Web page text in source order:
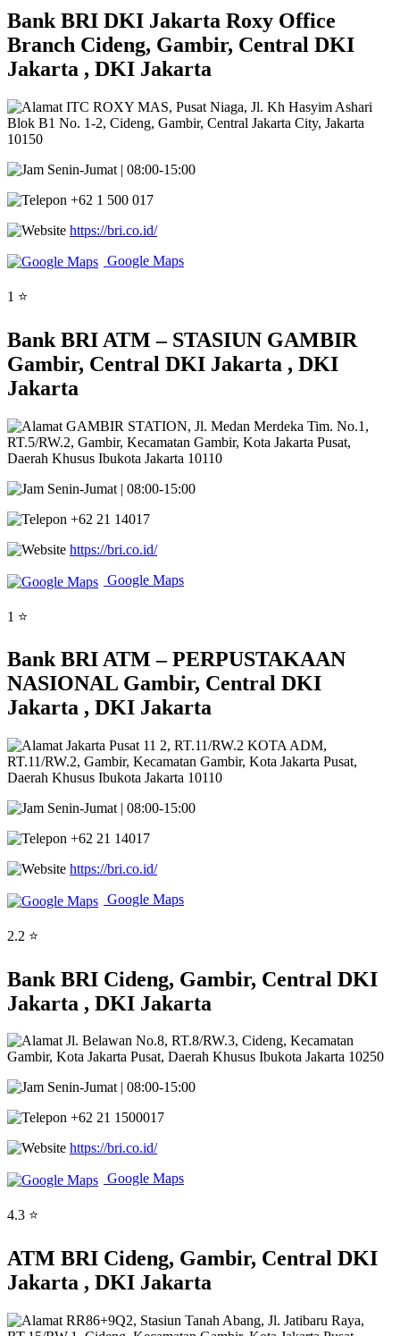
Bank BRI DKI Jakarta Roxy Office
Branch Cideng, Gambir, Central DKI
Jakarta , DKI Jakarta
ITC ROXY MAS, Pusat Niaga, Jl. Kh Hasyim Ashari
Blok B1 No. 1-2, Cideng, Gambir, Central Jakarta City, Jakarta
10150
Senin-Jumat | 08:00-15:00
+62 1 500 017
https://bri.co.id/
Google Maps
1 ⭐
Bank BRI ATM – STASIUN GAMBIR
Gambir, Central DKI Jakarta , DKI
Jakarta
GAMBIR STATION, Jl. Medan Merdeka Tim. No.1,
RT.5/RW.2, Gambir, Kecamatan Gambir, Kota Jakarta Pusat,
Daerah Khusus Ibukota Jakarta 10110
Senin-Jumat | 08:00-15:00
+62 21 14017
https://bri.co.id/
Google Maps
1 ⭐
Bank BRI ATM – PERPUSTAKAAN
NASIONAL Gambir, Central DKI
Jakarta , DKI Jakarta
Jakarta Pusat 11 2, RT.11/RW.2 KOTA ADM,
RT.11/RW.2, Gambir, Kecamatan Gambir, Kota Jakarta Pusat,
Daerah Khusus Ibukota Jakarta 10110
Senin-Jumat | 08:00-15:00
+62 21 14017
https://bri.co.id/
Google Maps
2.2 ⭐
Bank BRI Cideng, Gambir, Central DKI
Jakarta , DKI Jakarta
Jl. Belawan No.8, RT.8/RW.3, Cideng, Kecamatan
Gambir, Kota Jakarta Pusat, Daerah Khusus Ibukota Jakarta 10250
Senin-Jumat | 08:00-15:00
+62 21 1500017
https://bri.co.id/
Google Maps
4.3 ⭐
ATM BRI Cideng, Gambir, Central DKI
Jakarta , DKI Jakarta
RR86+9Q2, Stasiun Tanah Abang, Jl. Jatibaru Raya,